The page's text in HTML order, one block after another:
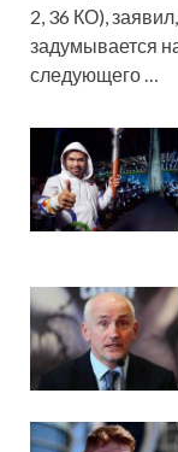
2, 36 КО),
задумывается
следующего …